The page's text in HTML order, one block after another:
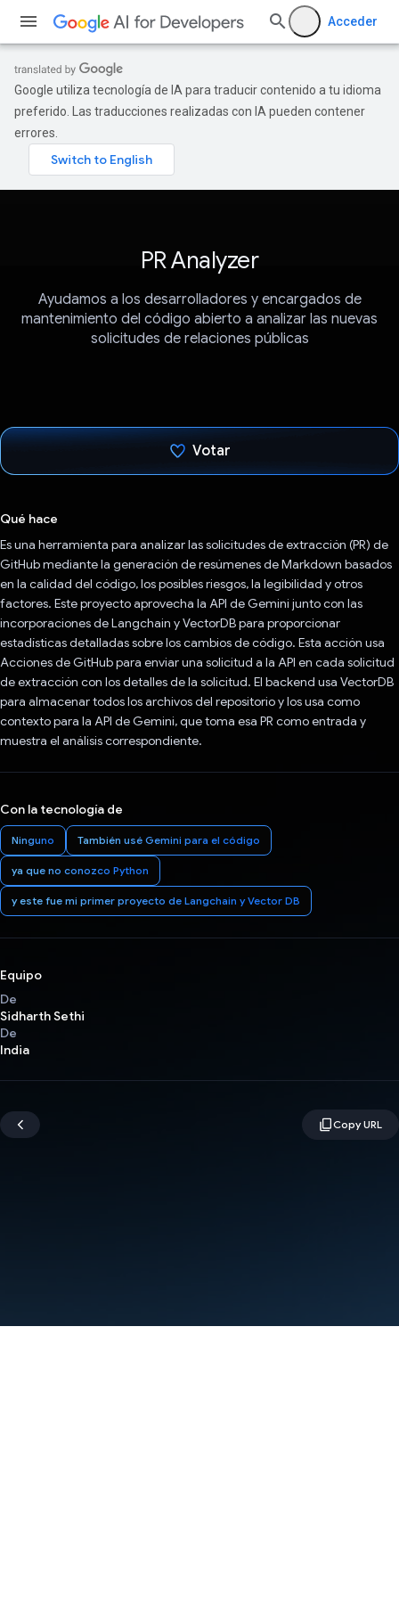
Acceder
Google utiliza tecnología de IA para traducir contenido a tu idioma
preferido. Las traducciones realizadas con IA pueden contener
errores.
PR Analyzer
Ayudamos a los desarrolladores y encargados de
mantenimiento del código abierto a analizar las nuevas
solicitudes de relaciones públicas
Votar
Qué hace
Es una herramienta para analizar las solicitudes de extracción (PR) de
GitHub mediante la generación de resúmenes de Markdown basados
en la calidad del código, los posibles riesgos, la legibilidad y otros
factores. Este proyecto aprovecha la API de Gemini junto con las
incorporaciones de Langchain y VectorDB para proporcionar
estadísticas detalladas sobre los cambios de código. Esta acción usa
Acciones de GitHub para enviar una solicitud a la API en cada solicitud
de extracción con los detalles de la solicitud. El backend usa VectorDB
para almacenar todos los archivos del repositorio y los usa como
contexto para la API de Gemini, que toma esa PR como entrada y
muestra el análisis correspondiente.
Con la tecnología de
Ninguno También usé Gemini para el código
ya que no conozco Python
y este fue mi primer proyecto de Langchain y Vector DB
Equipo
De
Sidharth Sethi
De
India